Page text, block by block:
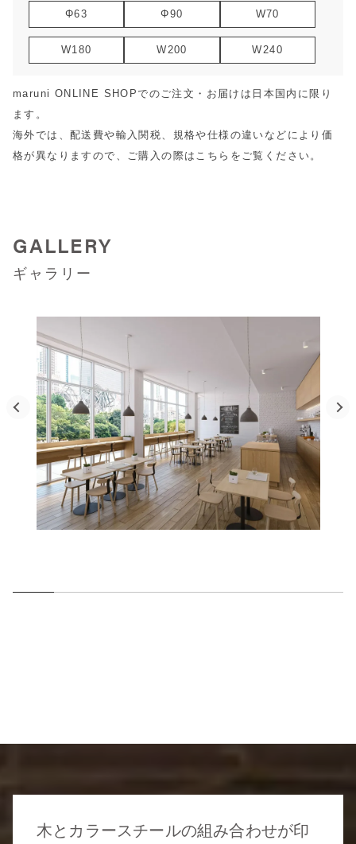
Φ63 Φ90 W70
W180 W200 W240
maruni ONLINE SHOPでのご注文・お届けは日本国内に限り
ます。
海外では、配送費や輸入関税、規格や仕様の違いなどにより価
格が異なりますので、ご購入の際は こちら をご覧ください。
GALLERY
ギャラリー
木とカラースチールの組み合わせが印